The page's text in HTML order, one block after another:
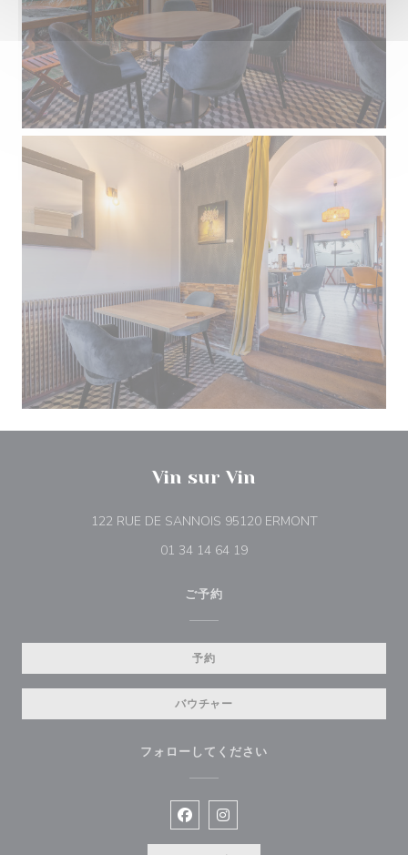
Vin sur Vin
122 RUE DE SANNOIS 95120 ERMONT((新しいウィン
01 34 14 64 19
ご予約
予約
バウチャー
フォローしてください
Facebook ((新しいウィンドウで
Instagram ((新しいウィンド